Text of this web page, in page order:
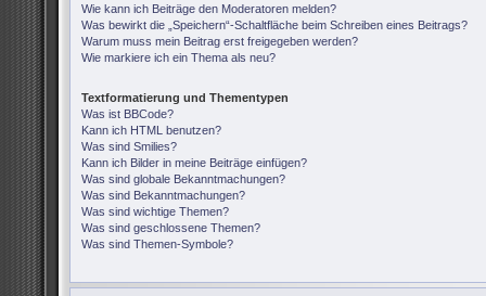
Wie kann ich Beiträge den Moderatoren melden?
Was bewirkt die „Speichern“-Schaltfläche beim Schreiben eines Beitrags?
Warum muss mein Beitrag erst freigegeben werden?
Wie markiere ich ein Thema als neu?
Textformatierung und Thementypen
Was ist BBCode?
Kann ich HTML benutzen?
Was sind Smilies?
Kann ich Bilder in meine Beiträge einfügen?
Was sind globale Bekanntmachungen?
Was sind Bekanntmachungen?
Was sind wichtige Themen?
Was sind geschlossene Themen?
Was sind Themen-Symbole?